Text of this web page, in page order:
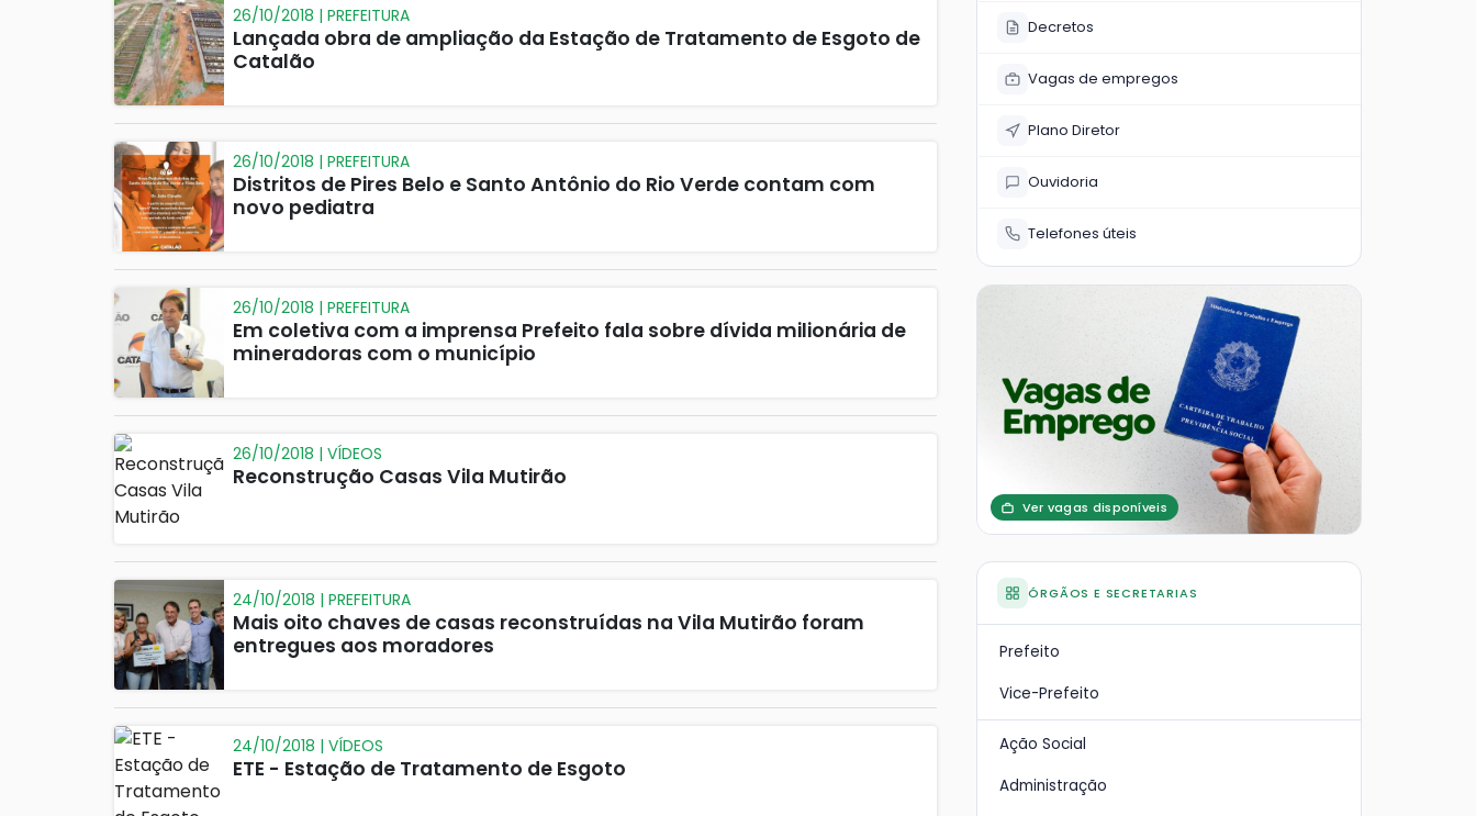
26/10/2018 | PREFEITURA
Lançada obra de ampliação da Estação de Tratamento de Esgoto de
Catalão
26/10/2018 | PREFEITURA
Distritos de Pires Belo e Santo Antônio do Rio Verde contam com
novo pediatra
26/10/2018 | PREFEITURA
Em coletiva com a imprensa Prefeito fala sobre dívida milionária de
mineradoras com o município
26/10/2018 | VÍDEOS
Reconstrução Casas Vila Mutirão
24/10/2018 | PREFEITURA
Mais oito chaves de casas reconstruídas na Vila Mutirão foram
entregues aos moradores
24/10/2018 | VÍDEOS
ETE - Estação de Tratamento de Esgoto
Decretos
Vagas de empregos
Plano Diretor
Ouvidoria
Telefones úteis
Ver vagas disponíveis
ÓRGÃOS E SECRETARIAS
Prefeito
Vice-Prefeito
Ação Social
Administração